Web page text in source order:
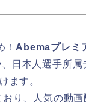
Abemaプレミ
日本人選手所属
ます。
り、人気の動画